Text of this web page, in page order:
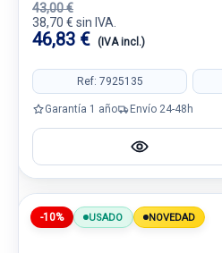
43,00 €
38,70 € sin IVA.
46,83 € (IVA incl.)
Ref: 7925135
Garantía 1 año Envío 24-48h
-10% USADO NOVEDAD